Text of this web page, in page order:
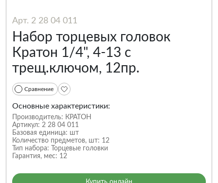
Арт. 2 28 04 011
Набор торцевых головок
Кратон 1/4", 4-13 с
трещ.ключом, 12пр.
Сравнение
Основные характеристики:
Производитель: КРАТОН
Артикул: 2 28 04 011
Базовая единица: шт
Количество предметов, шт: 12
Тип набора:
Торцевые головки
Гарантия, мес: 12